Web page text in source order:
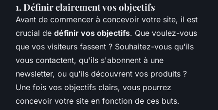
1. Définir clairement vos objectifs
Avant de commencer à concevoir votre site, il est
crucial de définir vos objectifs. Que voulez-vous
que vos visiteurs fassent ? Souhaitez-vous qu'ils
vous contactent, qu'ils s'abonnent à une
newsletter, ou qu'ils découvrent vos produits ?
Une fois vos objectifs clairs, vous pourrez
concevoir votre site en fonction de ces buts.